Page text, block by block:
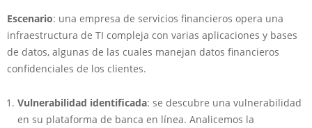
Escenario: una empresa de servicios financieros opera una
infraestructura de TI compleja con varias aplicaciones y bases
de datos, algunas de las cuales manejan datos financieros
confidenciales de los clientes.
Vulnerabilidad identificada: se descubre una vulnerabilidad
en su plataforma de banca en línea. Analicemos la